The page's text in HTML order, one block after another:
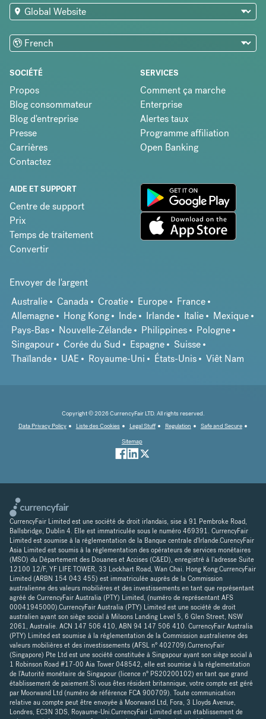
SOCIÉTÉ
Propos
Blog consommateur
Blog d'entreprise
Presse
Carrières
Contactez
SERVICES
Comment ça marche
Enterprise
Alertes taux
Programme affiliation
Open Banking
AIDE ET SUPPORT
Centre de support
Prix
Temps de traitement
Convertir
Envoyer de l'argent
Australie
Canada Croatie Europe
France
Allemagne
Hong Kong Inde Irlande Italie
Mexique
Pays-Bas
Nouvelle-Zélande Philippines
Pologne
Singapour
Corée du Sud Espagne
Suisse
Thaïlande
UAE Royaume-Uni États-Unis Viêt Nam
Copyright © 2026 CurrencyFair LTD. All rights reserved.
Data Privacy Policy
Liste des Cookies Legal Stuff Regulation
Safe and Secure
Sitemap
CurrencyFair Limited est une société de droit irlandais, sise à 91 Pembroke Road,
Ballsbridge, Dublin 4. Elle est immatriculée sous le numéro 469391. CurrencyFair
Limited est soumise à la réglementation de la Banque centrale d'Irlande.CurencyFair
Asia Limited est soumis à la réglementation des opérateurs de services monétaires
(MSO) du Département des Douanes et Accises (C&ED), enregistré à l'adresse Suite
12100 12/F, YF LIFE TOWER, 33 Lockhart Road, Wan Chai. Hong Kong.CurrencyFair
Limited (ARBN 154 043 455) est immatriculée auprès de la Commission
australienne des valeurs mobilières et des investissements en tant que représentant
agréé de CurrencyFair Australia (PTY) Limited, (numéro de représentant AFS
00041945000).CurrencyFair Australia (PTY) Limited est une société de droit
australien ayant son siège social à Milsons Landing Level 5, 6 Glen Street, NSW
2061, Australie. ACN 147 506 410, ABN 94 147 506 410. CurrencyFair Australia
(PTY) Limited est soumise à la réglementation de la Commission australienne des
valeurs mobilières et des investissements (AFSL n° 402709).CurrencyFair
(Singapore) Pte Ltd est une société constituée à Singapour ayant son siège social à
1 Robinson Road #17-00 Aia Tower 048542, elle est soumise à la réglementation
de l'Autorité monétaire de Singapour (licence n° PS20200102) en tant que grand
établissement de paiement.Si vous êtes résident britannique, votre compte est géré
par Moorwand Ltd (numéro de référence FCA 900709). Toute communication
relative au compte peut être envoyée à Moorwand Ltd, Fora, 3 Lloyds Avenue,
Londres, EC3N 3DS, Royaume-Uni.CurrencyFair Limited est un établissement de